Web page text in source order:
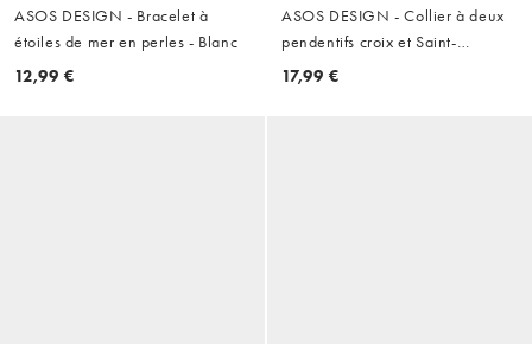
ASOS DESIGN - Bracelet à
étoiles de mer en perles - Blanc
12,99 €
ASOS DESIGN - Collier à deux
pendentifs croix et Saint-
Christophe - Doré
17,99 €